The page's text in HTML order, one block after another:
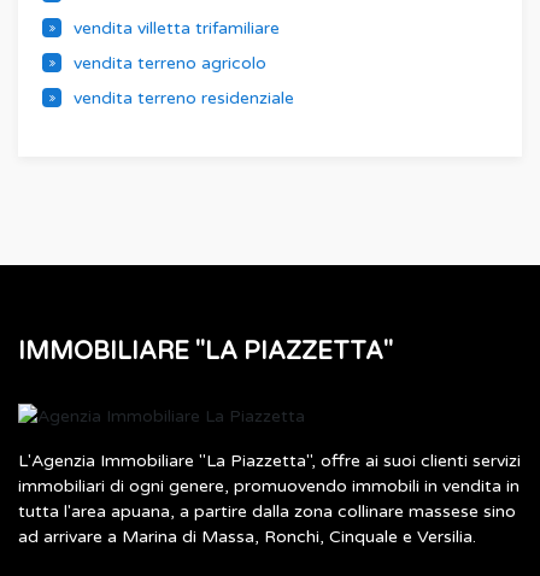
vendita villetta trifamiliare
vendita terreno agricolo
vendita terreno residenziale
IMMOBILIARE "LA PIAZZETTA"
L'Agenzia Immobiliare "La Piazzetta", offre ai suoi clienti servizi
immobiliari di ogni genere, promuovendo immobili in vendita in
tutta l'area apuana, a partire dalla zona collinare massese sino
ad arrivare a Marina di Massa, Ronchi, Cinquale e Versilia.